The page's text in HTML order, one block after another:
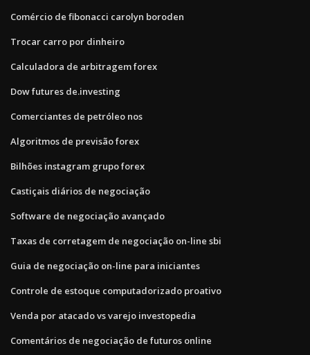
Comércio de fibonacci carolyn boroden
Trocar carro por dinheiro
Calculadora de arbitragem forex
Dow futures de.investing
Comerciantes de petróleo nos
Algoritmos de previsão forex
Bilhões instagram grupo forex
Castiçais diários de negociação
Software de negociação avançado
Taxas de corretagem de negociação on-line sbi
Guia de negociação on-line para iniciantes
Controle de estoque computadorizado proativo
Venda por atacado vs varejo investopedia
Comentários de negociação de futuros online